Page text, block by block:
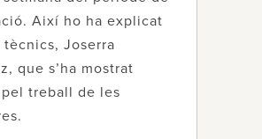
Així ho ha explicat
tècnics, Joserra
que s’ha mostrat
treball de les